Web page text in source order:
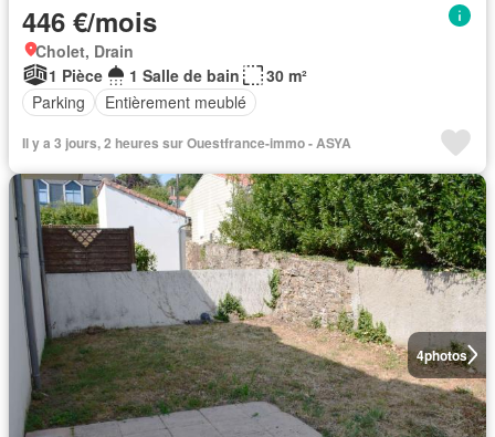
446 €/mois
Cholet, Drain
1 Pièce
1 Salle de bain
30 m²
Parking
Entièrement meublé
Il y a 3 jours, 2 heures sur Ouestfrance-immo - ASYA
4photos